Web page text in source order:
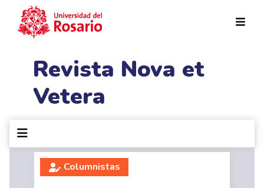
Revista Nova et
Vetera
Columnistas